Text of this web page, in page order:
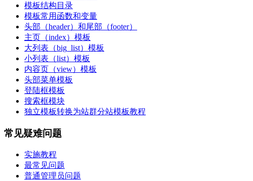
模板结构目录
模板常用函数和变量
头部（header）和尾部（footer）
主页（index）模板
大列表（big_list）模板
小列表（list）模板
内容页（view）模板
头部菜单模板
登陆框模板
搜索框模块
独立模板转换为站群分站模板教程
常见疑难问题
实施教程
最常见问题
普通管理员问题